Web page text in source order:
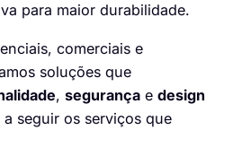
para maior durabilidade.
comerciais e
soluções que
, segurança e design
seguir os serviços que